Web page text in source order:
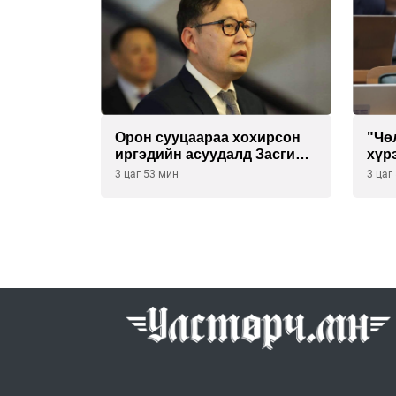
Орон сууцаараа хохирсон
иргэдийн асуудалд Засгийн
газар дорвитой арга хэмжээ
3 цаг 53 мин 3 цаг